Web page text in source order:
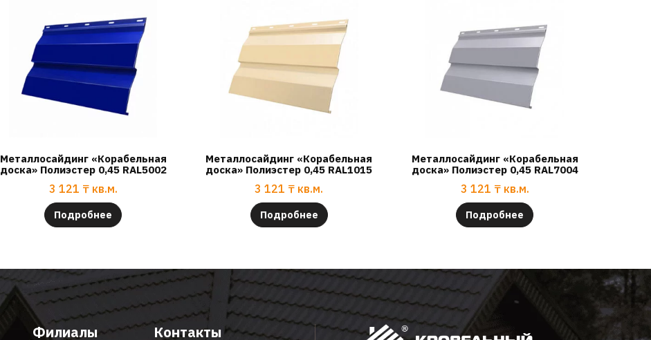
Металлосайдинг «Корабельная
доска» Полиэстер 0,45 RAL5002
3 121 ₸ кв.м.
Подробнее
Металлосайдинг «Корабельная
доска» Полиэстер 0,45 RAL1015
3 121 ₸ кв.м.
Подробнее
Металлосайдинг «Корабельная
доска» Полиэстер 0,45 RAL7004
3 121 ₸ кв.м.
Подробнее
Филиалы Контакты